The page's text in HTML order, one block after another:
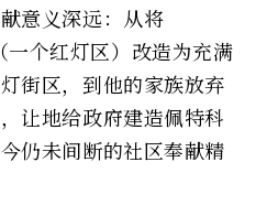
意义深远：从将
个红灯区）改造为充满
街区，到他的家族放弃
让地给政府建造佩特科
仍未间断的社区奉献精